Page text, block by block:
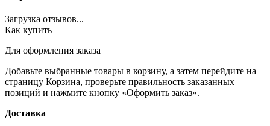
Загрузка отзывов...
Как купить
Для оформления заказа
Добавьте выбранные товары в корзину, а затем перейдите на
страницу Корзина, проверьте правильность заказанных
позиций и нажмите кнопку «Оформить заказ».
Доставка